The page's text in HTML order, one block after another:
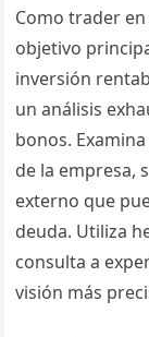
Como trader
objetivo
inversión
un análisis
bonos.
de la empresa,
externo que
deuda. Utiliza
consulta a
visión más